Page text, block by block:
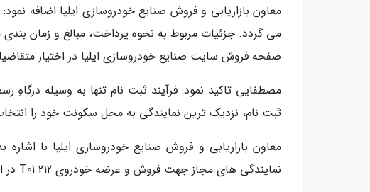
معاون بازاریابی و فروش صنایع خودروسازی ایلیا اضافه
صفحه فروش سایت صنایع خودروسازی ایلیا در اختیار
مصطفایی تاکید نمود: فرآیند ثبت نام تنها به وسیله
ثبت نام، نزدیک ترین نمایندگی به محل سکونت خود را
معاون بازاریابی و فروش صنایع خودروسازی ایلیا با
نمایندگی های مجاز جهت فروش و عرضه خودروی 212 T01 در این طرح فروش هنگام رزرو و ثبت نام ذکر شده است.